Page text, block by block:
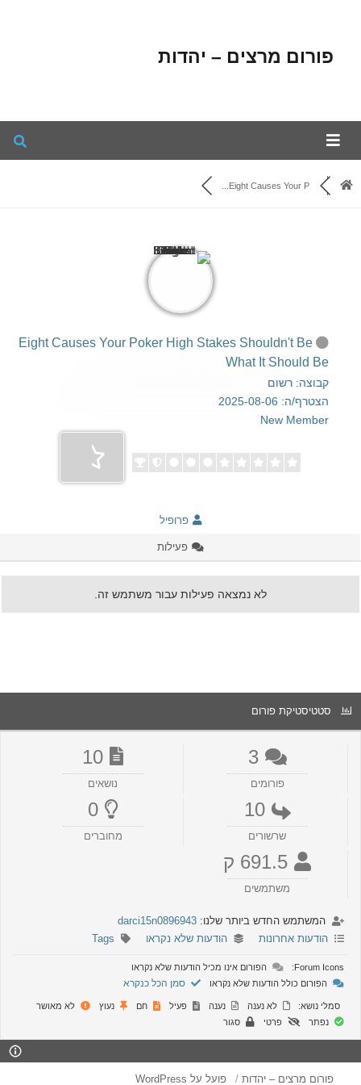
פורום מרצים – יהדות
Eight Causes Your P...
Eight Causes Your Poker High Stakes Shouldn't Be
What It Should Be
קבוצה: רשום
הצטרף/ה: 2025-08-06
New Member
פרופיל
פעילות
לא נמצאה פעילות עבור משתמש זה.
סטטיסטיקת פורום
3
פורומים
10
נושאים
10
שרשורים
0
מחוברים
691.5 ק
משתמשים
המשתמש החדש ביותר שלנו: darci15n0896943
הודעות אחרונות
הודעות שלא נקראו Tags
Forum Icons:
הפורום אינו מכיל הודעות שלא נקראו
הפורום כולל הודעות שלא נקראו
סמן הכל כנקרא
סמלי נושא: לא נענה נענה פעיל חם נעוץ
לא מאושר
נפתר
פרטי סגור
פורום מרצים – יהדות פועל על WordPress